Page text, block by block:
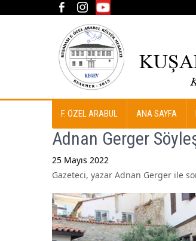
F. ÖZEL ARABUL ANA SAYFA
Adnan Gerger
25 Mayıs 2022
Gazeteci, yazar Adnan Gerger ile
navigation